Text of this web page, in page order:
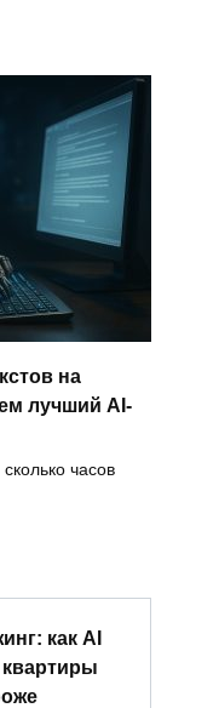
на
лучший AI-
часов
как AI
квартиры